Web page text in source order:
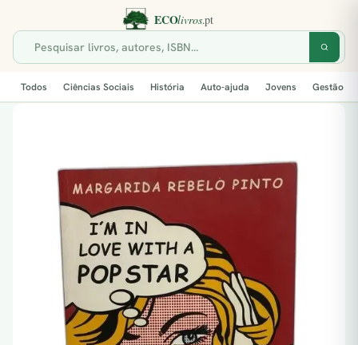
Todos Ciências Sociais História Auto-ajuda Jovens Gestão